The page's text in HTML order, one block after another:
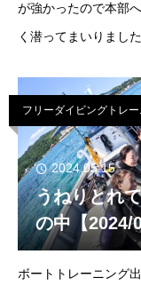
が強かったので本部
く潜ってまいりまし
温24℃/水温23℃小潮
フリーダイビングトレ
2024.05.15
うねりとれ
の中【2024/
ボートトレーニング